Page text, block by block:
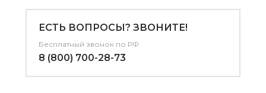
ЕСТЬ ВОПРОСЫ? ЗВОНИТЕ!
Бесплатный звонок по РФ
8 (800) 700-28-73